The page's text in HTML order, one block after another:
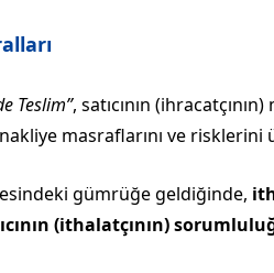
Teslim”, satıcının
masraflarını ve
gümrüğe geldiğinde,
(ithalatçının)